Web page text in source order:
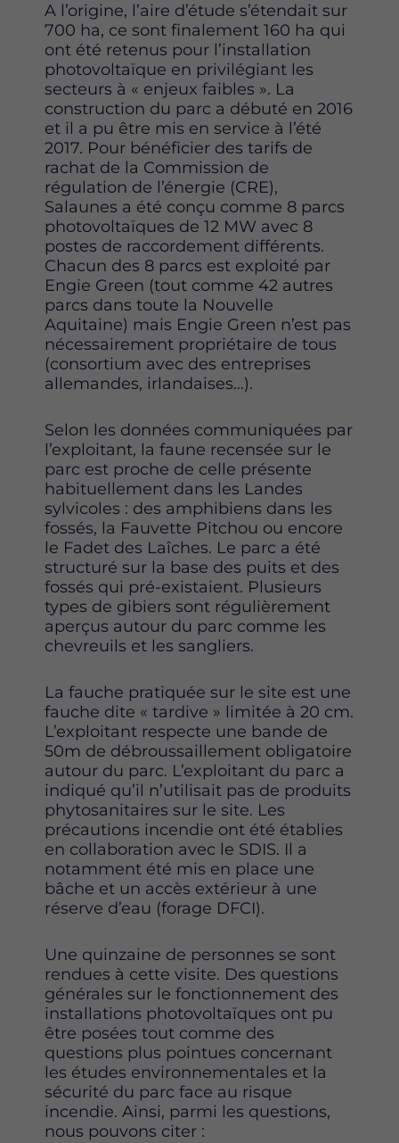
A l’origine, l’aire d’étude s’étendait sur
700 ha, ce sont finalement 160 ha qui
ont été retenus pour l’installation
photovoltaïque en privilégiant les
secteurs à « enjeux faibles ». La
construction du parc a débuté en 2016
et il a pu être mis en service à l’été
2017. Pour bénéficier des tarifs de
rachat de la Commission de
régulation de l’énergie (CRE),
Salaunes a été conçu comme 8 parcs
photovoltaïques de 12 MW avec 8
postes de raccordement différents.
Chacun des 8 parcs est exploité par
Engie Green (tout comme 42 autres
parcs dans toute la Nouvelle
Aquitaine) mais Engie Green n’est pas
nécessairement propriétaire de tous
(consortium avec des entreprises
allemandes, irlandaises…).
Selon les données communiquées par
l’exploitant, la faune recensée sur le
parc est proche de celle présente
habituellement dans les Landes
sylvicoles : des amphibiens dans les
fossés, la Fauvette Pitchou ou encore
le Fadet des Laîches. Le parc a été
structuré sur la base des puits et des
fossés qui pré-existaient. Plusieurs
types de gibiers sont régulièrement
aperçus autour du parc comme les
chevreuils et les sangliers.
La fauche pratiquée sur le site est une
fauche dite « tardive » limitée à 20 cm.
L’exploitant respecte une bande de
50m de débroussaillement obligatoire
autour du parc. L’exploitant du parc a
indiqué qu’il n’utilisait pas de produits
phytosanitaires sur le site. Les
précautions incendie ont été établies
en collaboration avec le SDIS. Il a
notamment été mis en place une
bâche et un accès extérieur à une
réserve d’eau (forage DFCI).
Une quinzaine de personnes se sont
rendues à cette visite. Des questions
générales sur le fonctionnement des
installations photovoltaïques ont pu
être posées tout comme des
questions plus pointues concernant
les études environnementales et la
sécurité du parc face au risque
incendie. Ainsi, parmi les questions,
nous pouvons citer :